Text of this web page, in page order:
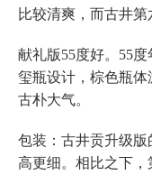
比较清爽，而古井第
献礼版55度好。55
玺瓶设计，棕色瓶
古朴大气。
包装：古井贡升级
高更细。相比之下